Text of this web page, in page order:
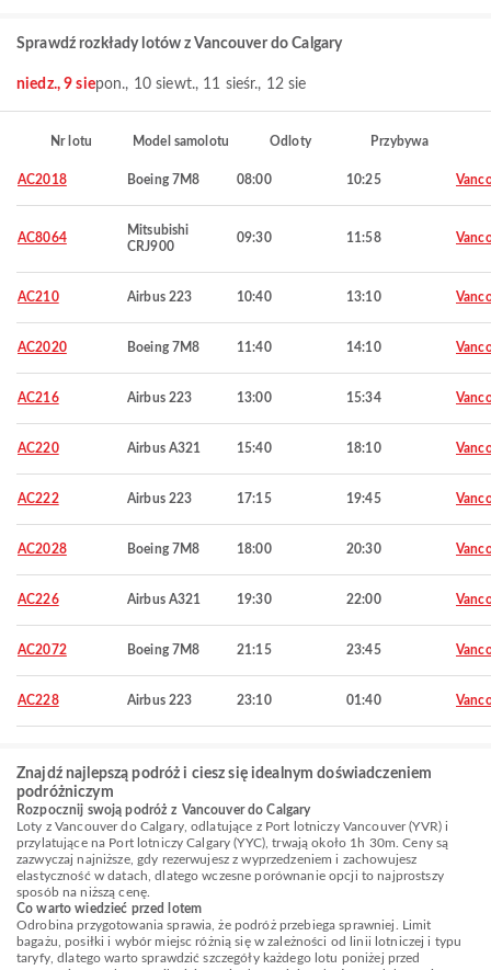
Sprawdź rozkłady lotów z Vancouver do Calgary
niedz., 9 siepon., 10 siewt., 11 sieśr., 12 sie
Nr lotu Model samolotu Odloty Przybywa
AC2018 Boeing 7M8 08:00 10:25
AC8064
Mitsubishi
CRJ900
09:30 11:58
AC210 Airbus 223 10:40 13:10
AC2020 Boeing 7M8 11:40 14:10
AC216 Airbus 223 13:00 15:34
AC220 Airbus A321 15:40 18:10
AC222 Airbus 223 17:15 19:45
AC2028 Boeing 7M8 18:00 20:30
AC226 Airbus A321 19:30 22:00
AC2072 Boeing 7M8 21:15 23:45
AC228 Airbus 223 23:10 01:40
Znajdź najlepszą podróż i ciesz się idealnym doświadczeniem
podróżniczym
Rozpocznij swoją podróż z Vancouver do Calgary
Loty z Vancouver do Calgary, odlatujące z Port lotniczy Vancouver (YVR) i
przylatujące na Port lotniczy Calgary (YYC), trwają około 1h 30m. Ceny są
zazwyczaj najniższe, gdy rezerwujesz z wyprzedzeniem i zachowujesz
elastyczność w datach, dlatego wczesne porównanie opcji to najprostszy
sposób na niższą cenę.
Co warto wiedzieć przed lotem
Odrobina przygotowania sprawia, że podróż przebiega sprawniej. Limit
bagażu, posiłki i wybór miejsc różnią się w zależności od linii lotniczej i typu
taryfy, dlatego warto sprawdzić szczegóły każdego lotu poniżej przed